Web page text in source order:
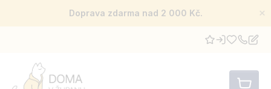
Doprava zdarma nad 2 000 Kč. ×